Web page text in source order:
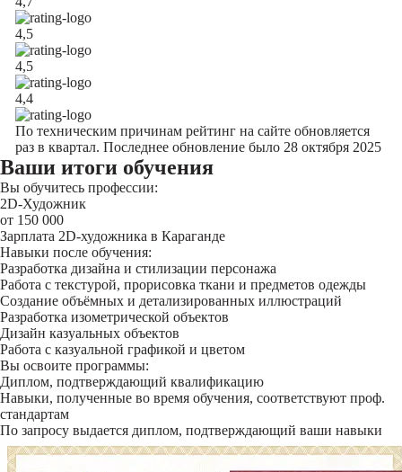
4,5
4,5
4,4
По техническим причинам рейтинг на сайте обновляется
раз в квартал. Последнее обновление было 28 октября 2025
Ваши итоги обучения
Вы обучитесь профессии:
2D-Художник
от 150 000
Зарплата 2D-художника в Караганде
Навыки после обучения:
Разработка дизайна и стилизации персонажа
Работа с текстурой, прорисовка ткани и предметов одежды
Создание объёмных и детализированных иллюстраций
Разработка изометрической объектов
Дизайн казуальных объектов
Работа с казуальной графикой и цветом
Вы освоите программы:
Диплом, подтверждающий квалификацию
Навыки, полученные во время обучения, соответствуют проф.
стандартам
По запросу выдается диплом, подтверждающий ваши навыки